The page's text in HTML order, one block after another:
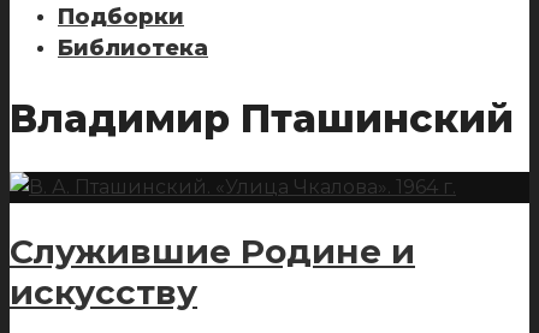
Подборки
Библиотека
Владимир Пташинский
Служившие Родине и
искусству